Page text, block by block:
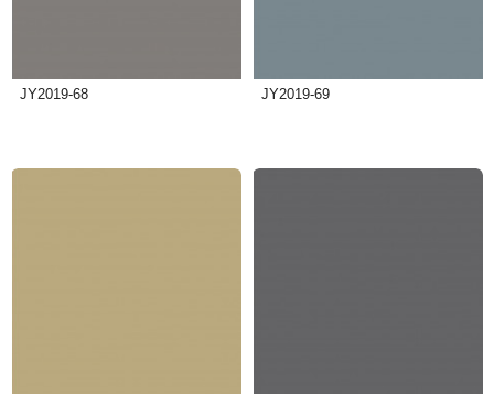
JY2019-68 JY2019-69